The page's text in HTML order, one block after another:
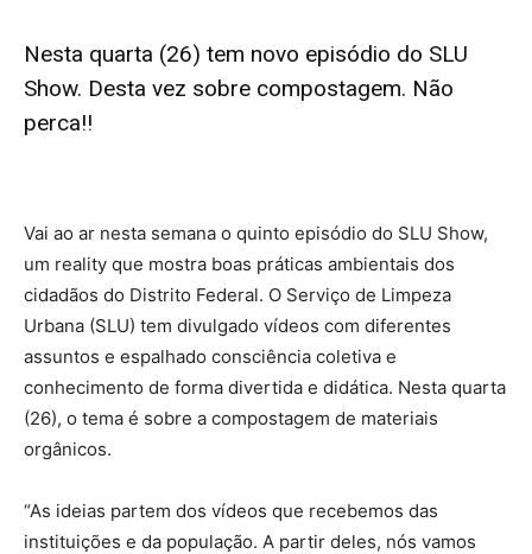
Nesta quarta (26) tem novo episódio do SLU
Show. Desta vez sobre compostagem. Não
perca!!
Vai ao ar nesta semana o quinto episódio do SLU Show,
um reality que mostra boas práticas ambientais dos
cidadãos do Distrito Federal. O Serviço de Limpeza
Urbana (SLU) tem divulgado vídeos com diferentes
assuntos e espalhado consciência coletiva e
conhecimento de forma divertida e didática. Nesta quarta
(26), o tema é sobre a compostagem de materiais
orgânicos.
“As ideias partem dos vídeos que recebemos das
instituições e da população. A partir deles, nós vamos